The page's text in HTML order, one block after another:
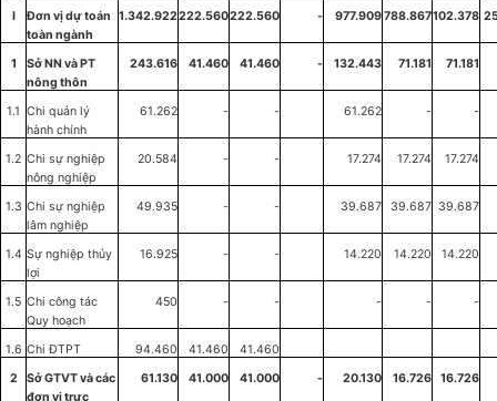
I
Đơn vị dự toán
toàn ngành
1.342.922222.560222.560 - 977.909788.867102.378
1 Sở NN và PT
nông thôn
243.616 41.460 41.460 - 132.443 71.181 71.181
1.1 Chi quản lý
hành chính
61.262 - - 61.262 - -
1.2 Chi sự nghiệp
nông nghiệp
20.584 - - 17.274 17.274 17.274
1.3 Chi sự nghiệp
lâm nghiệp
49.935 - - 39.687 39.687 39.687
1.4 Sự nghiệp thủy
lợi
16.925 - - 14.220 14.220 14.220
1.5 Chi công tác
Quy hoạch
450 - - - - -
1.6 Chi ĐTPT 94.460 41.460
41.460
2
SởGTVT và các
đơn vị trực
61.130 41.000 41.000 - 20.130 16.726 16.726